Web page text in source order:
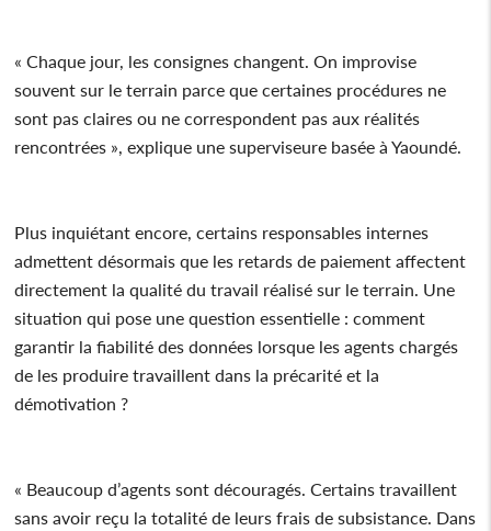
« Chaque jour, les consignes changent. On improvise
souvent sur le terrain parce que certaines procédures ne
sont pas claires ou ne correspondent pas aux réalités
rencontrées », explique une superviseure basée à Yaoundé.
Plus inquiétant encore, certains responsables internes
admettent désormais que les retards de paiement affectent
directement la qualité du travail réalisé sur le terrain. Une
situation qui pose une question essentielle : comment
garantir la fiabilité des données lorsque les agents chargés
de les produire travaillent dans la précarité et la
démotivation ?
« Beaucoup d’agents sont découragés. Certains travaillent
sans avoir reçu la totalité de leurs frais de subsistance. Dans